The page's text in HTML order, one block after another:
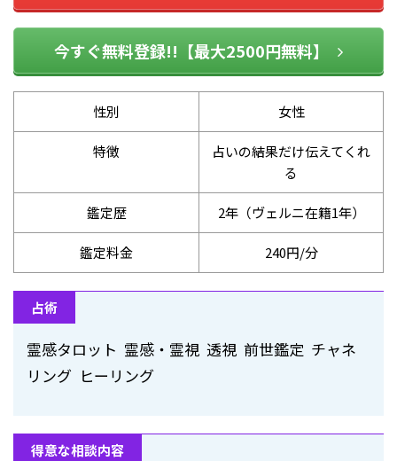
今すぐ無料登録!!【最大2500円無料】
性別 女性
特徴
占いの結果だけ伝えてくれ
る
鑑定歴 2年（ヴェルニ在籍1年）
鑑定料金 240円/分
占術
霊感タロット 霊感・霊視 透視 前世鑑定 チャネ
リング ヒーリング
得意な相談内容